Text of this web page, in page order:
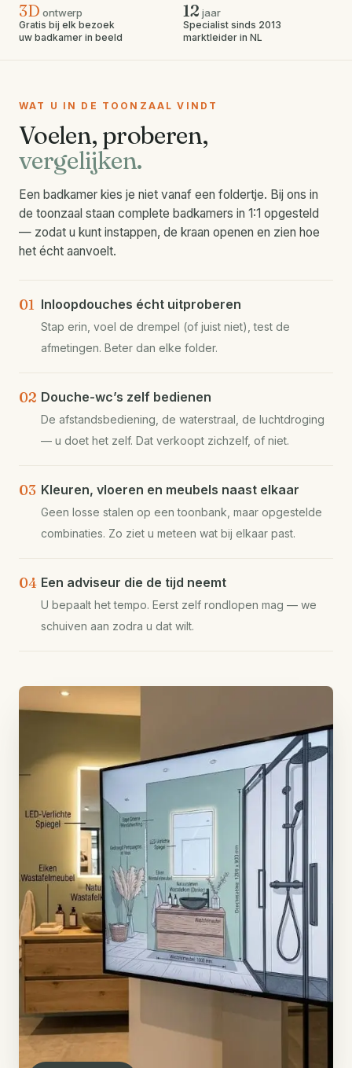
3D ontwerp
Gratis bij elk bezoek
uw badkamer in beeld
12jaar
Specialist sinds 2013
marktleider in NL
WAT U IN DE TOONZAAL VINDT
Voelen, proberen,
vergelijken.
Een badkamer kies je niet vanaf een foldertje. Bij ons in
de toonzaal staan complete badkamers in 1:1 opgesteld
— zodat u kunt instappen, de kraan openen en zien hoe
het écht aanvoelt.
01 Inloopdouches écht uitproberen
Stap erin, voel de drempel (of juist niet), test de
afmetingen. Beter dan elke folder.
02 Douche-wc’s zelf bedienen
De afstandsbediening, de waterstraal, de luchtdroging
— u doet het zelf. Dat verkoopt zichzelf, of niet.
03 Kleuren, vloeren en meubels naast elkaar
Geen losse stalen op een toonbank, maar opgestelde
combinaties. Zo ziet u meteen wat bij elkaar past.
04 Een adviseur die de tijd neemt
U bepaalt het tempo. Eerst zelf rondlopen mag — we
schuiven aan zodra u dat wilt.